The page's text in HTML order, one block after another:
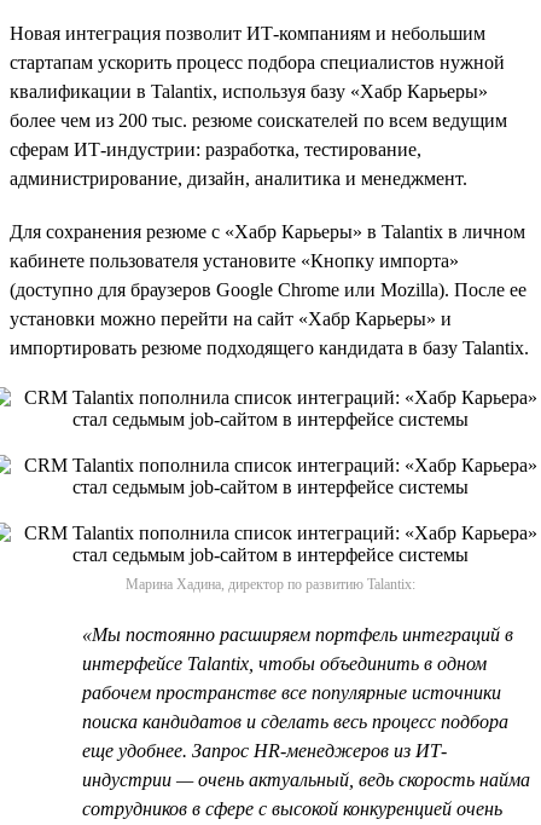
Новая интеграция позволит ИТ-компаниям и небольшим
стартапам ускорить процесс подбора специалистов нужной
квалификации в Talantix, используя базу «Хабр Карьеры»
более чем из 200 тыс. резюме соискателей по всем ведущим
сферам ИТ-индустрии: разработка, тестирование,
администрирование, дизайн, аналитика и менеджмент.
Для сохранения резюме с «Хабр Карьеры» в Talantix в личном
кабинете пользователя установите «Кнопку импорта»
(доступно для браузеров Google Chrome или Mozilla). После ее
установки можно перейти на сайт «Хабр Карьеры» и
импортировать резюме подходящего кандидата в базу Talantix.
Марина Хадина, директор по развитию Talantix:
«Мы постоянно расширяем портфель интеграций в
интерфейсе Talantiх, чтобы объединить в одном
рабочем пространстве все популярные источники
поиска кандидатов и сделать весь процесс подбора
еще удобнее. Запрос HR-менеджеров из ИТ-
индустрии — очень актуальный, ведь скорость найма
сотрудников в сфере с высокой конкуренцией очень